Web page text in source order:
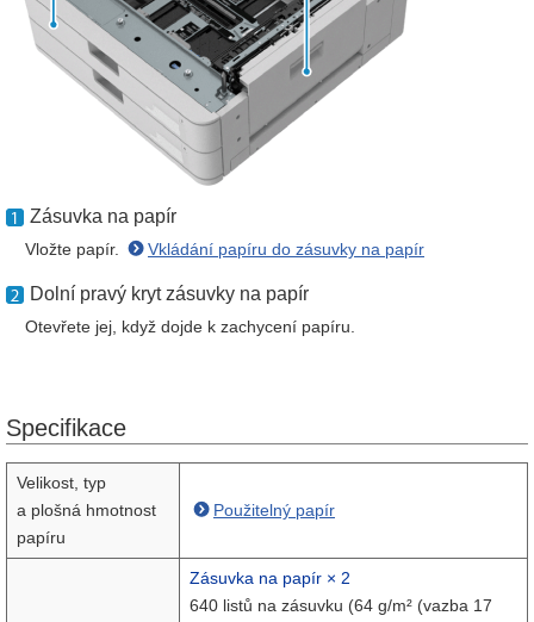
Zásuvka na papír
Vložte papír. Vkládání papíru do zásuvky na papír
Dolní pravý kryt zásuvky na papír
Otevřete jej, když dojde k zachycení papíru.
Specifikace
Velikost, typ
a plošná hmotnost
papíru
Použitelný papír
Zásuvka na papír × 2
640 listů na zásuvku (64 g/m² (vazba 17